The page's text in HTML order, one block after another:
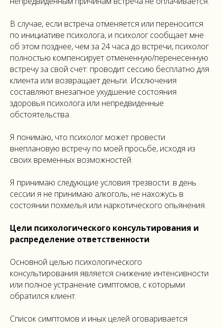
В случае, если встреча отменяется или переносится
по инициативе психолога, и психолог сообщает мне
об этом позднее, чем за 24 часа до встречи, психолог
полностью компенсирует отмененную/перенесенную
встречу за свой счет: проводит сессию бесплатно для
клиента или возвращает деньги. Исключения
составляют внезапное ухудшение состояния
здоровья психолога или непредвиденные
обстоятельства.
Я понимаю, что психолог может провести
внеплановую встречу по моей просьбе, исходя из
своих временных возможностей.
Я принимаю следующие условия трезвости: в день
сессии я не принимаю алкоголь, не нахожусь в
состоянии похмелья или наркотического опьянения.
Цели психологического консультирования и
распределение ответственности
Основной целью психологического
консультирования является снижение интенсивности
или полное устранение симптомов, с которыми
обратился клиент.
Список симптомов и иных целей оговаривается